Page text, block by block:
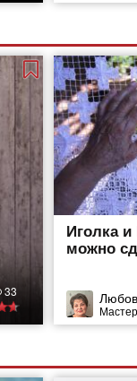
33
Иголка
можно
Мастер